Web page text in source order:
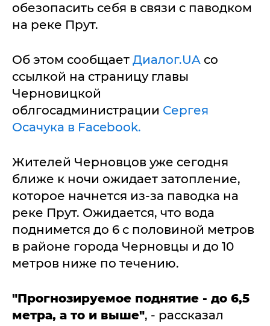
обезопасить себя в связи с паводком
на реке Прут.
Об этом сообщает Диалог.UA со
ссылкой на страницу главы
Черновицкой
облгосадминистрации Сергея
Осачука в Facebook.
Жителей Черновцов уже сегодня
ближе к ночи ожидает затопление,
которое начнется из-за паводка на
реке Прут. Ожидается, что вода
поднимется до 6 с половиной метров
в районе города Черновцы и до 10
метров ниже по течению.
"Прогнозируемое поднятие - до 6,5
метра, а то и выше", - рассказал